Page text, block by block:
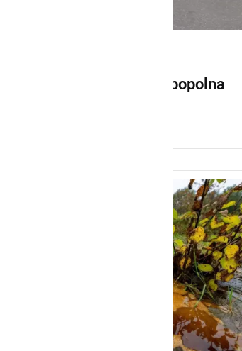
Zaradi prometne nesreče popolna